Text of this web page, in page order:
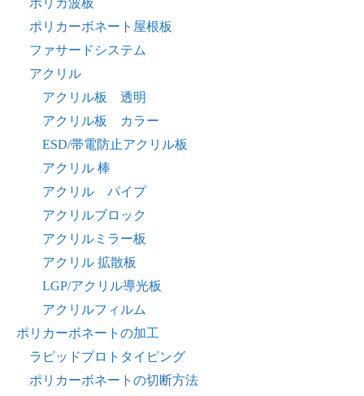
ポリカ波板
ポリカーボネート屋根板
ファサードシステム
アクリル
アクリル板 透明
アクリル板 カラー
ESD/帯電防止アクリル板
アクリル 棒
アクリル パイプ
アクリルブロック
アクリルミラー板
アクリル 拡散板
LGP/アクリル導光板
アクリルフィルム
ポリカーボネートの加工
ラピッドプロトタイピング
ポリカーボネートの切断方法